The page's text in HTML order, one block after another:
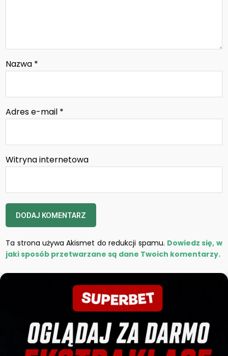
Nazwa *
Adres e-mail *
Witryna internetowa
Ta strona używa Akismet do redukcji spamu. Dowiedz się, w
jaki sposób przetwarzane są dane Twoich komentarzy.